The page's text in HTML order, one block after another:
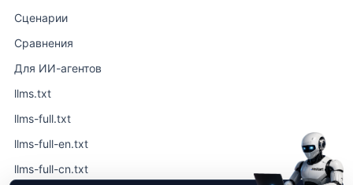
Сценарии
Сравнения
Для ИИ-агентов
llms.txt
llms-full.txt
llms-full-en.txt
llms-full-cn.txt